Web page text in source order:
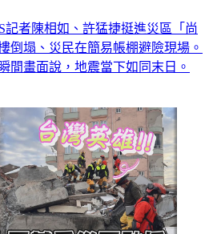
者陳相如、許猛捷挺進災區「尚
倒塌、災民在簡易帳棚避險現場。
間畫面說，地震當下如同末日。